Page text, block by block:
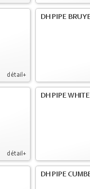
détail+
DH PIPE
détail+
DH PIPE
DH PIPE